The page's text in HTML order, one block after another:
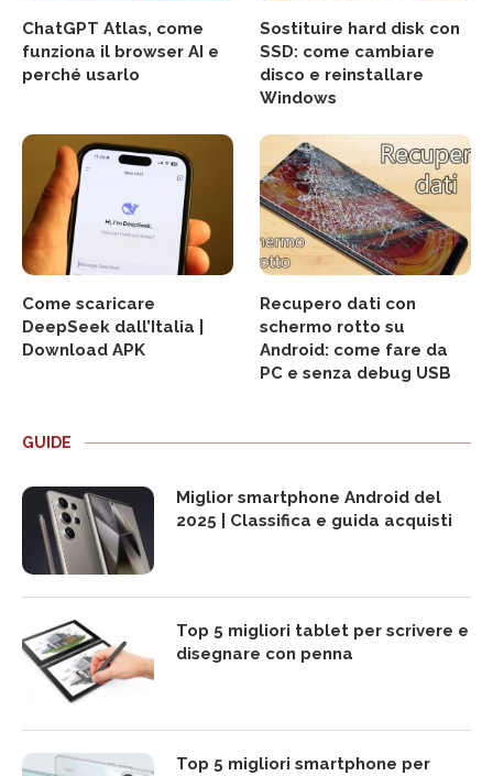
ChatGPT Atlas, come
funziona il browser AI e
perché usarlo
Sostituire hard disk con
SSD: come cambiare
disco e reinstallare
Windows
Come scaricare
DeepSeek dall’Italia |
Download APK
Recupero dati con
schermo rotto su
Android: come fare da
PC e senza debug USB
GUIDE
Miglior smartphone Android del
2025 | Classifica e guida acquisti
Top 5 migliori tablet per scrivere e
disegnare con penna
Top 5 migliori smartphone per